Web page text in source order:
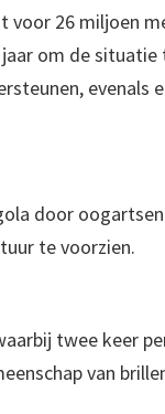
26 miljoen
om de
evenals
door
te voorzien.
twee keer
van